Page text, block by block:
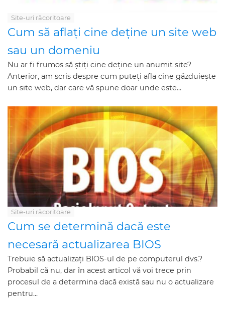
Site-uri răcoritoare
Cum să aflați cine deține un site web
sau un domeniu
Nu ar fi frumos să știți cine deține un anumit site?
Anterior, am scris despre cum puteți afla cine găzduiește
un site web, dar care vă spune doar unde este...
Site-uri răcoritoare
Cum se determină dacă este
necesară actualizarea BIOS
Trebuie să actualizați BIOS-ul de pe computerul dvs.?
Probabil că nu, dar în acest articol vă voi trece prin
procesul de a determina dacă există sau nu o actualizare
pentru...